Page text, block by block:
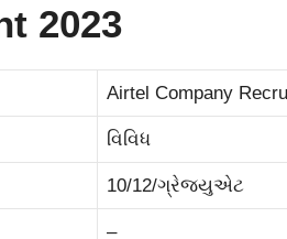
2023
Airtel Company
વિવિધ
10/12/ગ્રેજ્યુએટ
–